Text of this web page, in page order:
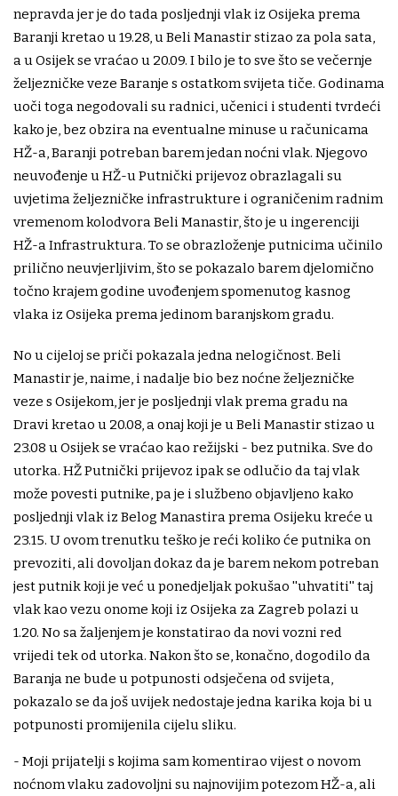
nepravda jer je do tada posljednji vlak iz Osijeka prema
Baranji kretao u 19.28, u Beli Manastir stizao za pola sata,
a u Osijek se vraćao u 20.09. I bilo je to sve što se večernje
željezničke veze Baranje s ostatkom svijeta tiče. Godinama
uoči toga negodovali su radnici, učenici i studenti tvrdeći
kako je, bez obzira na eventualne minuse u računicama
HŽ-a, Baranji potreban barem jedan noćni vlak. Njegovo
neuvođenje u HŽ-u Putnički prijevoz obrazlagali su
uvjetima željezničke infrastrukture i ograničenim radnim
vremenom kolodvora Beli Manastir, što je u ingerenciji
HŽ-a Infrastruktura. To se obrazloženje putnicima učinilo
prilično neuvjerljivim, što se pokazalo barem djelomično
točno krajem godine uvođenjem spomenutog kasnog
vlaka iz Osijeka prema jedinom baranjskom gradu.
No u cijeloj se priči pokazala jedna nelogičnost. Beli
Manastir je, naime, i nadalje bio bez noćne željezničke
veze s Osijekom, jer je posljednji vlak prema gradu na
Dravi kretao u 20.08, a onaj koji je u Beli Manastir stizao u
23.08 u Osijek se vraćao kao režijski - bez putnika. Sve do
utorka. HŽ Putnički prijevoz ipak se odlučio da taj vlak
može povesti putnike, pa je i službeno objavljeno kako
posljednji vlak iz Belog Manastira prema Osijeku kreće u
23.15. U ovom trenutku teško je reći koliko će putnika on
prevoziti, ali dovoljan dokaz da je barem nekom potreban
jest putnik koji je već u ponedjeljak pokušao ''uhvatiti'' taj
vlak kao vezu onome koji iz Osijeka za Zagreb polazi u
1.20. No sa žaljenjem je konstatirao da novi vozni red
vrijedi tek od utorka. Nakon što se, konačno, dogodilo da
Baranja ne bude u potpunosti odsječena od svijeta,
pokazalo se da još uvijek nedostaje jedna karika koja bi u
potpunosti promijenila cijelu sliku.
- Moji prijatelji s kojima sam komentirao vijest o novom
noćnom vlaku zadovoljni su najnovijim potezom HŽ-a, ali